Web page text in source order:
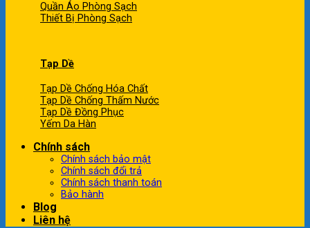
Quần Áo Phòng Sạch
Thiết Bị Phòng Sạch
Tạp Dề
Tạp Dề Chống Hóa Chất
Tạp Dề Chống Thấm Nước
Tạp Dề Đồng Phục
Yếm Da Hàn
Chính sách
Chính sách bảo mật
Chính sách đổi trả
Chính sách thanh toán
Bảo hành
Blog
Liên hệ